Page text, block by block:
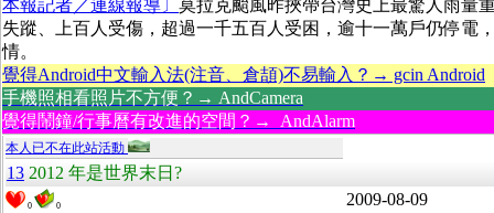
本報記者／連線報導〕 莫拉克颱風昨挾帶台灣史上最驚人雨量
失蹤、上百人受傷，超過一千五百人受困，逾十一萬戶仍停電
情。
覺得Android中文輸入法(注音、倉頡)不易輸入？→ gcin Android
手機照相看照片不方便？→ AndCamera
覺得鬧鐘/行事曆有改進的空間？→ AndAlarm
本人已不在此站活動
13 2012 年是世界末日?
0 0 2009-08-09